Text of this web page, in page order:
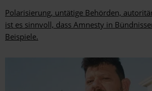
Polarisierung, untätige Behörden,
ist es sinnvoll, dass Amnesty in
Beispiele.